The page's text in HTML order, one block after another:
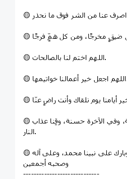
🟡 اللهم اختم لنا بالصالحات.
🟡 اللهم آتنا في الدنيا حسنة، وفي الآخرة حسنة، وقِنا عذاب
النار.
🟡 اللهم صلِّ وسلِّم وبارك على نبينا محمد، وعلى آله
وصحبه أجمعين
‌‏-----------------------------